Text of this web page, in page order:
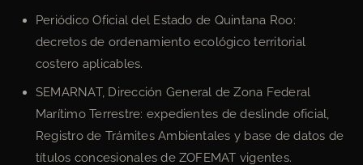
Periódico Oficial del Estado de Quintana Roo:
decretos de ordenamiento ecológico territorial
costero aplicables.
SEMARNAT, Dirección General de Zona Federal
Marítimo Terrestre: expedientes de deslinde oficial,
Registro de Trámites Ambientales y base de datos de
títulos concesionales de ZOFEMAT vigentes.